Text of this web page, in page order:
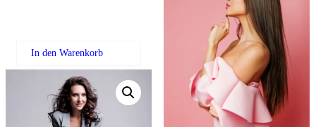
In den Warenkorb